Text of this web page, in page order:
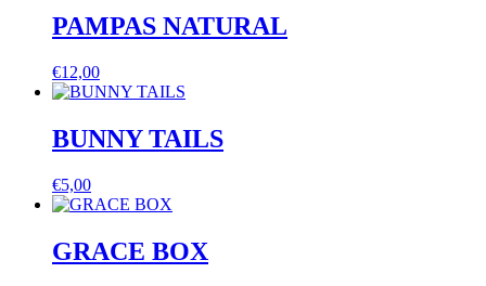
PAMPAS NATURAL
€12,00
BUNNY TAILS
€5,00
GRACE BOX